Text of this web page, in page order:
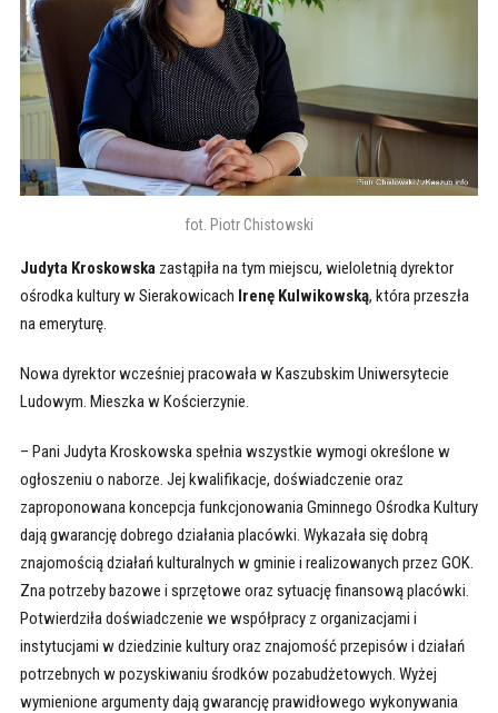
fot. Piotr Chistowski
Judyta Kroskowskazastąpiła na tym miejscu, wieloletnią dyrektor
ośrodka kultury w Sierakowicach Irenę Kulwikowską, która przeszła
na emeryturę.
Nowa dyrektor wcześniej pracowała w Kaszubskim Uniwersytecie
Ludowym. Mieszka w Kościerzynie.
– Pani Judyta Kroskowska spełnia wszystkie wymogi określone w
ogłoszeniu o naborze. Jej kwalifikacje, doświadczenie oraz
zaproponowana koncepcja funkcjonowania Gminnego Ośrodka Kultury
dają gwarancję dobrego działania placówki. Wykazała się dobrą
znajomością działań kulturalnych w gminie i realizowanych przez GOK.
Zna potrzeby bazowe i sprzętowe oraz sytuację finansową placówki.
Potwierdziła doświadczenie we współpracy z organizacjami i
instytucjami w dziedzinie kultury oraz znajomość przepisów i działań
potrzebnych w pozyskiwaniu środków pozabudżetowych. Wyżej
wymienione argumenty dają gwarancję prawidłowego wykonywania